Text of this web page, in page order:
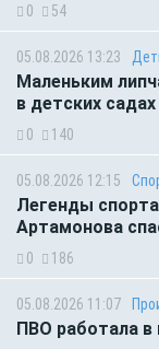
0 54
05.08.2026 13:23
Маленьким
в детских садах
0 140
05.08.2026 12:15
Легенды
Артамонова
0 186
05.08.2026 11:07
ПВО работала в